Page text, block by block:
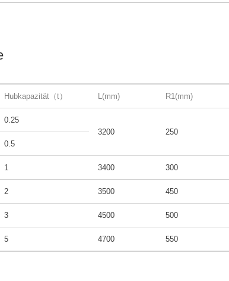
Hubkapazität（t） L(mm) R1(mm)
0.25
3200
250
0.5
1 3400 300
2 3500 450
3 4500 500
5 4700 550